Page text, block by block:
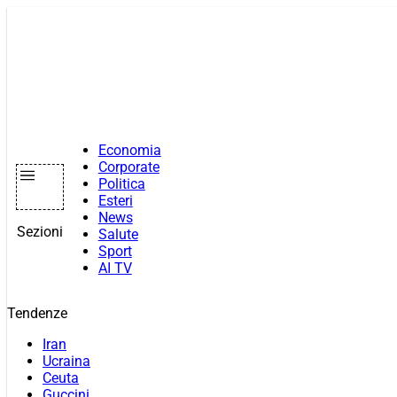
Sezioni
Economia
Corporate
Politica
Esteri
News
Salute
Sport
AI TV
Tendenze
Iran
Ucraina
Ceuta